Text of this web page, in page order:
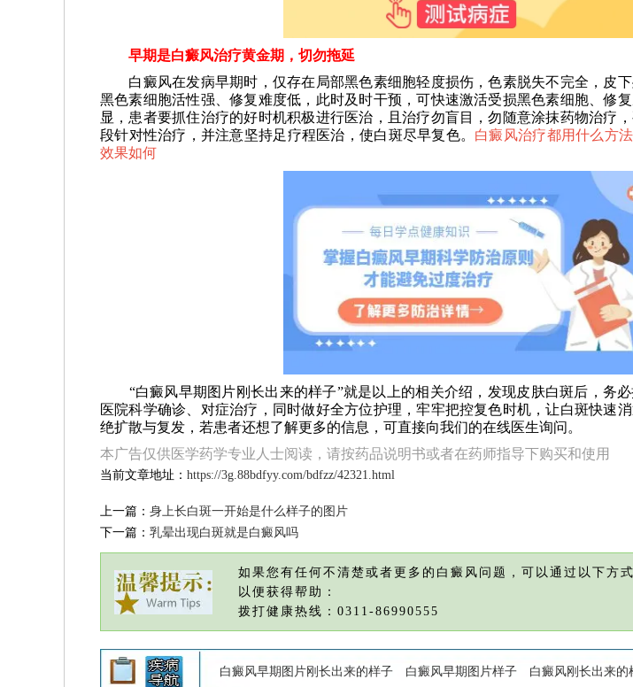
早期是白癜风治疗黄金期，切勿拖延
白癜风在发病早期时，仅存在局部黑色素细胞轻度损伤，色素脱失不完全，皮
黑色素细胞活性强、修复难度低，此时及时干预，可快速激活受损黑色素细胞、修
显，患者要抓住治疗的好时机积极进行医治，且治疗勿盲目，勿随意涂抹药物治疗
段针对性治疗，并注意坚持足疗程医治，使白斑尽早复色。 白癜风治疗都用什么方
效果如何
“白癜风早期图片刚长出来的样子”就是以上的相关介绍，发现皮肤白斑后，务
医院科学确诊、对症治疗，同时做好全方位护理，牢牢把控复色时机，让白斑快速
绝扩散与复发，若患者还想了解更多的信息，可直接向我们的在线医生询问。
本广告仅供医学药学专业人士阅读，请按药品说明书或者在药师指导下购买和使用
当前文章地址： https://3g.88bdfyy.com/bdfzz/42321.html
上一篇： 身上长白斑一开始是什么样子的图片
下一篇： 乳晕出现白斑就是白癜风吗
如果您有任何不清楚或者更多的白癜风问题，可以通过以下方
以便获得帮助：
拨打健康热线：0311-86990555
白癜风早期图片刚长出来的样子 白癜风早期图片样子 白癜风刚长出来的